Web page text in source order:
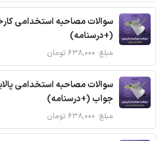
سوالات مصاحبه استخدامی
(+درسنامه)
مبلغ: ۶۳۸,۰۰۰ تومان
سوالات مصاحبه استخدامی
جواب (+درسنامه)
مبلغ: ۶۳۸,۰۰۰ تومان